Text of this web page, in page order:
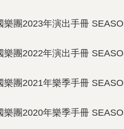
樂團2023年演出手冊
樂團2022年演出手冊
樂團2021年樂季手冊
樂團2020年樂季手冊